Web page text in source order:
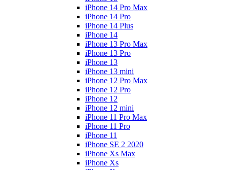
iPhone 14 Pro Max
iPhone 14 Pro
iPhone 14 Plus
iPhone 14
iPhone 13 Pro Max
iPhone 13 Pro
iPhone 13
iPhone 13 mini
iPhone 12 Pro Max
iPhone 12 Pro
iPhone 12
iPhone 12 mini
iPhone 11 Pro Max
iPhone 11 Pro
iPhone 11
iPhone SE 2 2020
iPhone Xs Max
iPhone Xs